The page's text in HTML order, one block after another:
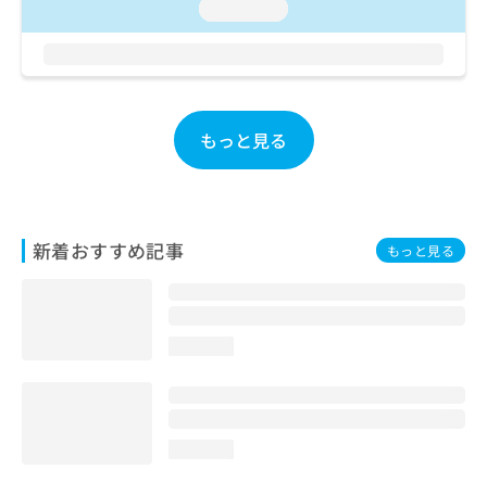
もっと見る
新着おすすめ記事 もっと見る
問
合